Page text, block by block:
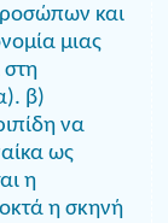
και
μιας
στη
β)
να
ως
η
η σκηνή